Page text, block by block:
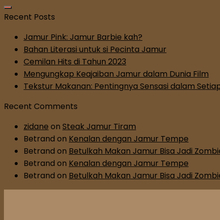
Recent Posts
Jamur Pink: Jamur Barbie kah?
Bahan Literasi untuk si Pecinta Jamur
Cemilan Hits di Tahun 2023
Mengungkap Keajaiban Jamur dalam Dunia Film
Tekstur Makanan: Pentingnya Sensasi dalam
Recent Comments
zidane on Steak Jamur Tiram
Betrand on Kenalan dengan Jamur Tempe
Betrand on Betulkah Makan Jamur Bisa Jadi
Betrand on Kenalan dengan Jamur Tempe
Betrand on Betulkah Makan Jamur Bisa Jadi